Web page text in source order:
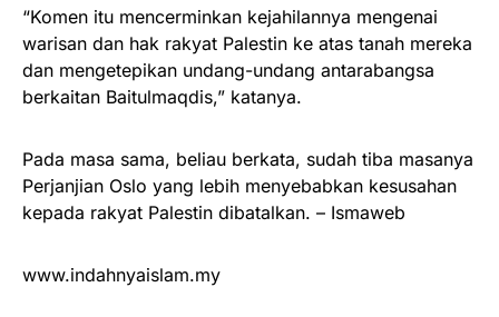
“Komen itu mencerminkan kejahilannya mengenai
warisan dan hak rakyat Palestin ke atas tanah mereka
dan mengetepikan undang-undang antarabangsa
berkaitan Baitulmaqdis,” katanya.
Pada masa sama, beliau berkata, sudah tiba masanya
Perjanjian Oslo yang lebih menyebabkan kesusahan
kepada rakyat Palestin dibatalkan. – Ismaweb
www.indahnyaislam.my